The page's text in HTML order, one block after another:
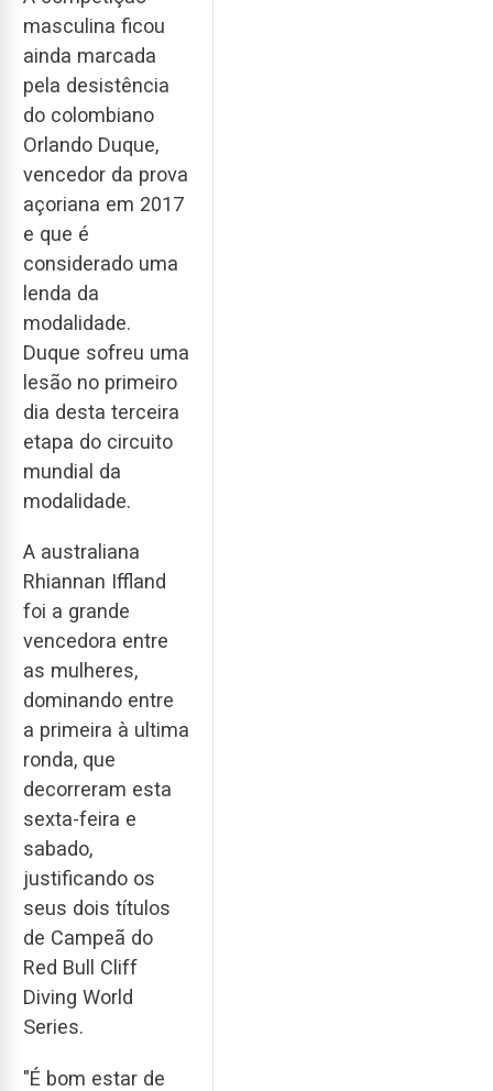
masculina ficou
ainda marcada
pela desistência
do colombiano
Orlando Duque,
vencedor da prova
açoriana em 2017
e que é
considerado uma
lenda da
modalidade.
Duque sofreu uma
lesão no primeiro
dia desta terceira
etapa do circuito
mundial da
modalidade.
A australiana
Rhiannan Iffland
foi a grande
vencedora entre
as mulheres,
dominando entre
a primeira à ultima
ronda, que
decorreram esta
sexta-feira e
sabado,
justificando os
seus dois títulos
de Campeã do
Red Bull Cliff
Diving World
Series.
"É bom estar de